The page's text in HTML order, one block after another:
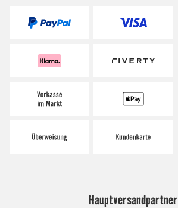
Hauptversandpartner